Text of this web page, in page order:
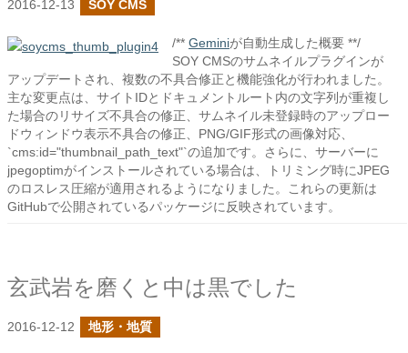
2016-12-13 SOY CMS
/** Geminiが自動生成した概要 **/
SOY CMSのサムネイルプラグインが
アップデートされ、複数の不具合修正と機能強化が行われました。
主な変更点は、サイトIDとドキュメントルート内の文字列が重複し
た場合のリサイズ不具合の修正、サムネイル未登録時のアップロー
ドウィンドウ表示不具合の修正、PNG/GIF形式の画像対応、
`cms:id="thumbnail_path_text"`の追加です。さらに、サーバーに
jpegoptimがインストールされている場合は、トリミング時にJPEG
のロスレス圧縮が適用されるようになりました。これらの更新は
GitHubで公開されているパッケージに反映されています。
玄武岩を磨くと中は黒でした
2016-12-12 地形・地質